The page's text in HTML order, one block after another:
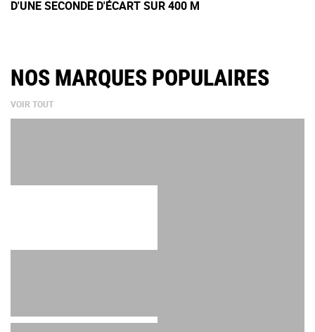
D'UNE SECONDE D'ÉCART SUR 400 M
NOS MARQUES POPULAIRES
VOIR TOUT